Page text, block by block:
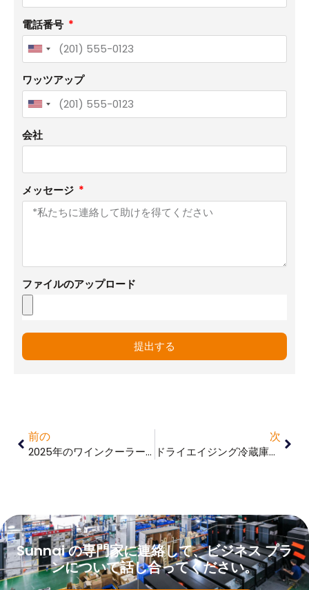
電話番号
United
States
+1
ワッツアップ
United
States
+1
会社
メッセージ
ファイルのアップロード
提出する
前の
2025年のワインクーラー人気ブランドトップ10
次
ドライエイジング冷蔵庫とは何ですか？また、どのように機能しますか？
Sunnai の専門家に連絡して、ビジネス プラ
ンについて話し合ってください。